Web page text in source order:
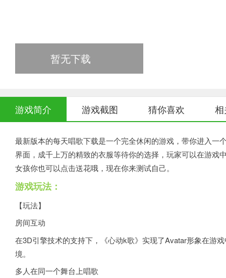
暂无下载
游戏简介 游戏截图 猜你喜欢
最新版本的每天唱歌下载是一个完全休闲的游戏，带你进入一
界面，成千上万的精致的衣服等待你的选择，玩家可以在游戏
女孩你也可以点击送花哦，现在你来测试自己。
游戏玩法：
【玩法】
房间互动
在3D引擎技术的支持下，《心动k歌》实现了Avatar形象在游
境。
多人在同一个舞台上唱歌